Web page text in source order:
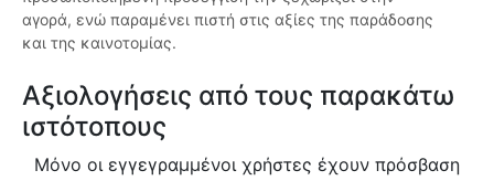
αγορά, ενώ παραμένει πιστή στις αξίες της παράδοσης
και της καινοτομίας.
Αξιολογήσεις από τους παρακάτω
ιστότοπους
Μόνο οι εγγεγραμμένοι χρήστες έχουν πρόσβαση